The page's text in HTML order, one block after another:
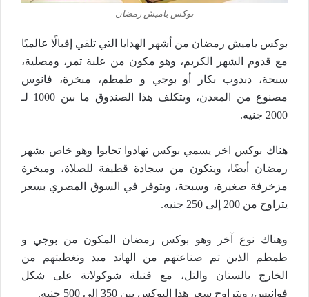
بوكس ياميش رمضان
بوكس ياميش رمضان من أشهر الهدايا التي تلقي إقبالًا عالميًا
مع قدوم الشهر الكريم، وهو مكون من علبة تمر، ومصلية،
سبحة، دبدوب بكار أو بوجي و طمطم، مبخرة، فانوس
مصنوع من المعدن، ويتكلف هذا الصندوق ما بين 1000 لـ
2000 جنيه.
هناك بوكس اخر يسمي بوكس تهادوا تحابوا وهو خاص بشهر
رمضان أيضًا، ويتكون من سجادة قطيفة للصلاة، ومبخرة
مزخرفة صغيرة، وسبحة، ويتوفر في السوق المصري بسعر
يتراوح من 200 إلى 250 جنيه.
وهناك نوع آخر وهو بوكس رمضان المكون من بوجي و
طمطم الذين تم صناعتهم من الهاند ميد وتغطيتهم من
الخارج بالستان والتل، مع قنبلة شوكولاتة على شكل
فوانيس، ويتراوح سعر هذا البوكس بين 350 إلى 500 جنيه.